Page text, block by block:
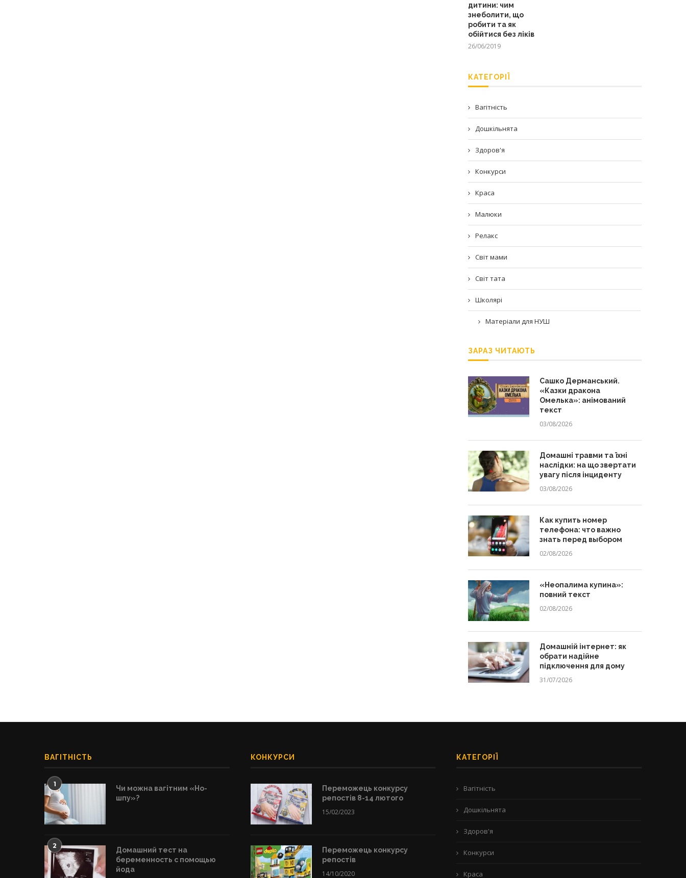
дитини: чим
знеболити, що
робити та як
обійтися без ліків
26/06/2019
КАТЕГОРІЇ
Вагітність
Дошкільнята
Здоров'я
Конкурси
Краса
Малюки
Релакс
Світ мами
Світ тата
Школярі
Матеріали для НУШ
ЗАРАЗ ЧИТАЮТЬ
Сашко Дерманський.
«Казки дракона
Омелька»: анімований
текст
03/08/2026
Домашні травми та їхні
наслідки: на що звертати
увагу після інциденту
03/08/2026
Как купить номер
телефона: что важно
знать перед выбором
02/08/2026
«Неопалима купина»:
повний текст
02/08/2026
Домашній інтернет: як
обрати надійне
підключення для дому
31/07/2026
ВАГІТНІСТЬ
1
Чи можна вагітним «Но-
шпу»?
2
Домашний тест на
беременность с помощью
йода
КОНКУРСИ
Переможець конкурсу
репостів 8-14 лютого
15/02/2023
Переможець конкурсу
репостів
14/10/2020
КАТЕГОРІЇ
Вагітність
Дошкільнята
Здоров'я
Конкурси
Краса